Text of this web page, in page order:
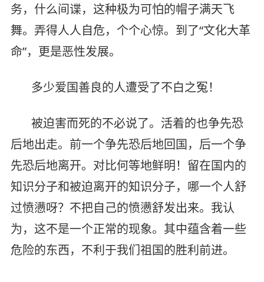
务，什么间谍，这种极为可怕的帽子满天飞
舞。弄得人人自危，个个心惊。到了“文化大革
命”，更是恶性发展。
多少爱国善良的人遭受了不白之冤！
被迫害而死的不必说了。活着的也争先恐
后地出走。前一个争先恐后地回国，后一个争
先恐后地离开。对比何等地鲜明！留在国内的
知识分子和被迫离开的知识分子，哪一个人舒
过愤懑呀？不把自己的愤懑舒发出来。我认
为，这不是一个正常的现象。其中蕴含着一些
危险的东西，不利于我们祖国的胜利前进。